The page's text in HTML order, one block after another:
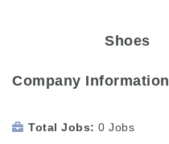
Shoes
Company Information
Total Jobs
0 Jobs